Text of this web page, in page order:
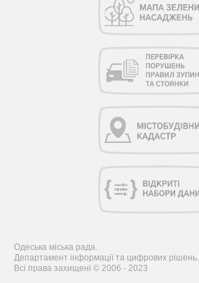
Одеська міська рада.
Департамент інформації та цифрових рішень.
Всі права захищені © 2006 - 2023